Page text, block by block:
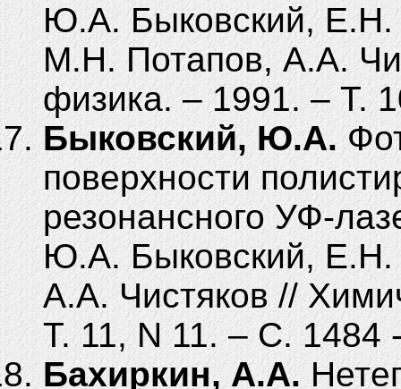
Ю.А. Быковский,
М.Н. Потапов, A.A.
физика. – 1991. – Т.
Быковский, Ю.А.
поверхности
резонансного УФ-
Ю.А. Быковский,
А.А. Чистяков //
Т. 11, N 11. – С. 1484
Бахиркин, А.А.